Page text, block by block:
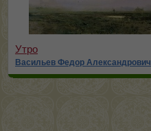
Утро
Васильев Федор Александрович